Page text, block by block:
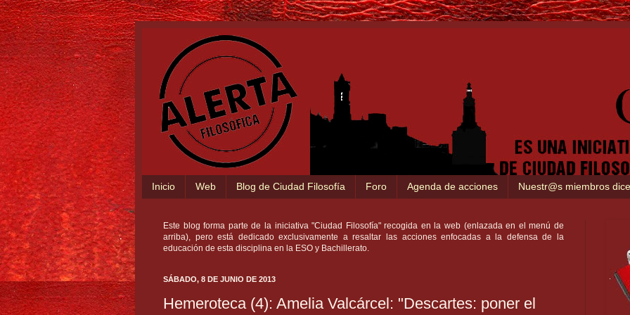
Inicio Web Blog de Ciudad Filosofía Foro Agenda de acciones Nuestr@s miembros
Este blog forma parte de la iniciativa "Ciudad Filosofía" recogida en la web (enlazada en el menú de
arriba), pero está dedicado exclusivamente a resaltar las acciones enfocadas a la defensa de la
educación de esta disciplina en la ESO y Bachillerato.
SÁBADO, 8 DE JUNIO DE 2013
Hemeroteca (4): Amelia Valcárcel: "Descartes: poner el